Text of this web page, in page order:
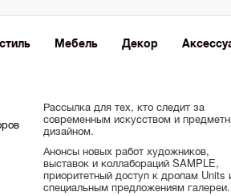
Мебель Декор
Рассылка для тех, кто следит за
современным искусством и
дизайном.
Анонсы новых работ художников,
выставок и коллабораций SAMPLE,
приоритетный доступ к дропам Units
специальным предложениям галереи.